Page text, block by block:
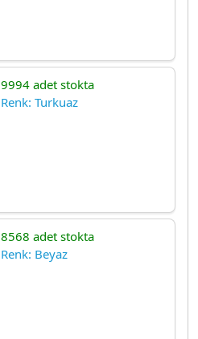
9994 adet stokta
Renk: Turkuaz
8568 adet stokta
Renk: Beyaz